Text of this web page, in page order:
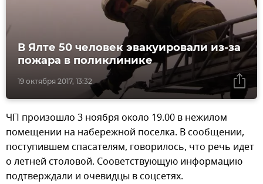
19 октября 2017, 13:32
В Ялте 50 человек эвакуировали из-за
пожара в поликлинике
ЧП произошло 3 ноября около 19.00 в нежилом
помещении на набережной поселка. В сообщении,
поступившем спасателям, говорилось, что речь идет
о летней столовой. Сооветствующую информацию
подтверждали и очевидцы в соцсетях.